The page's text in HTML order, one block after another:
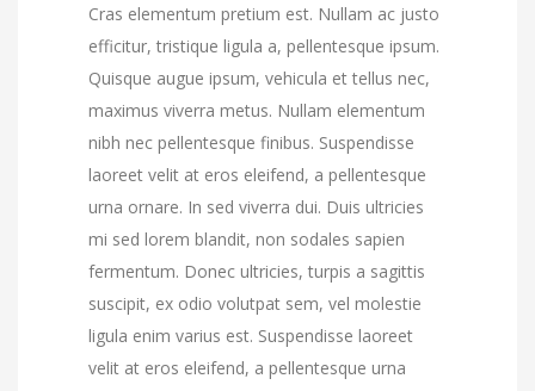
Cras elementum pretium est. Nullam ac justo
efficitur, tristique ligula a, pellentesque ipsum.
Quisque augue ipsum, vehicula et tellus nec,
maximus viverra metus. Nullam elementum
nibh nec pellentesque finibus. Suspendisse
laoreet velit at eros eleifend, a pellentesque
urna ornare. In sed viverra dui. Duis ultricies
mi sed lorem blandit, non sodales sapien
fermentum. Donec ultricies, turpis a sagittis
suscipit, ex odio volutpat sem, vel molestie
ligula enim varius est. Suspendisse laoreet
velit at eros eleifend, a pellentesque urna